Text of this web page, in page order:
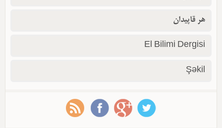
هر قاپیدان
El Bilimi Dergisi
Şəkil